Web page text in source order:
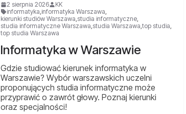
2 sierpnia 2026
KK
informatyka,informatyka Warszawa,
kierunki studiów Warszawa,studia informatyczne,
studia informatyczne Warszawa,studia Warszawa,top studia,
top studia Warszawa
Informatyka w Warszawie
Gdzie studiować kierunek informatyka w
Warszawie? Wybór warszawskich uczelni
proponujących studia informatyczne może
przyprawić o zawrót głowy. Poznaj kierunki
oraz specjalności!